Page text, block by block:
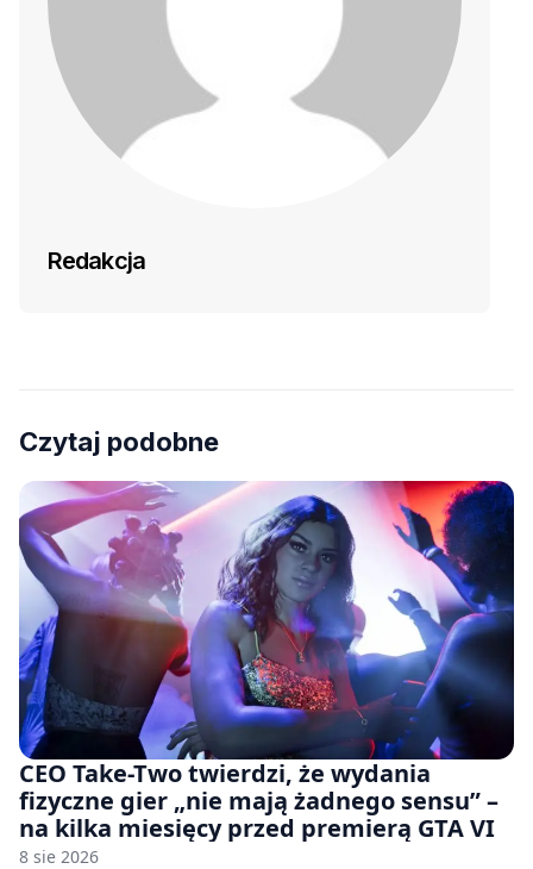
Redakcja
Czytaj podobne
CEO Take-Two twierdzi, że wydania
fizyczne gier „nie mają żadnego sensu” –
na kilka miesięcy przed premierą GTA VI
8 sie 2026